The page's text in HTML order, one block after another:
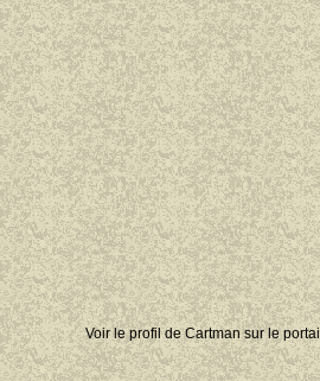
Voir le profil deCartmansur le